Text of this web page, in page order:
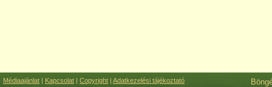
Médiaajánlat | Kapcsolat | Copyright | Adatkezelési tájékoztató